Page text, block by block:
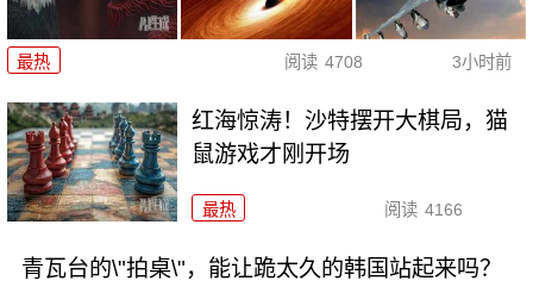
最热 阅读 4708 3小时前
红海惊涛！沙特摆开大棋局，猫
鼠游戏才刚开场
最热 阅读 4166
青瓦台的\"拍桌\"，能让跪太久的韩国站起来吗？